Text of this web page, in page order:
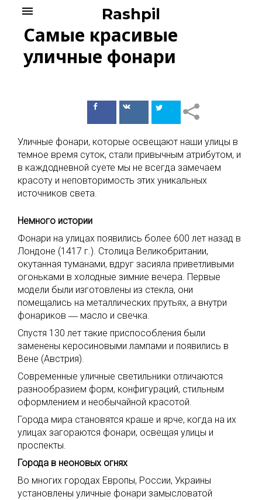
content
Rashpil
menu
Самые красивые
уличные фонари
ПоделитьсяПоделиться
Уличные фонари, которые освещают наши улицы в
темное время суток, стали привычным атрибутом, и
в каждодневной суете мы не всегда замечаем
красоту и неповторимость этих уникальных
источников света.
Немного истории
Фонари на улицах появились более 600 лет назад в
Лондоне (1417 г.). Столица Великобритании,
окутанная туманами, вдруг засияла приветливыми
огоньками в холодные зимние вечера. Первые
модели были изготовлены из стекла, они
помещались на металлических прутьях, а внутри
фонариков ― масло и свечка.
Спустя 130 лет такие приспособления были
заменены керосиновыми лампами и появились в
Вене (Австрия).
Современные уличные светильники отличаются
разнообразием форм, конфигураций, стильным
оформлением и необычайной красотой.
Города мира становятся краше и ярче, когда на их
улицах загораются фонари, освещая улицы и
проспекты.
Города в неоновых огнях
Во многих городах Европы, России, Украины
установлены уличные фонари замысловатой